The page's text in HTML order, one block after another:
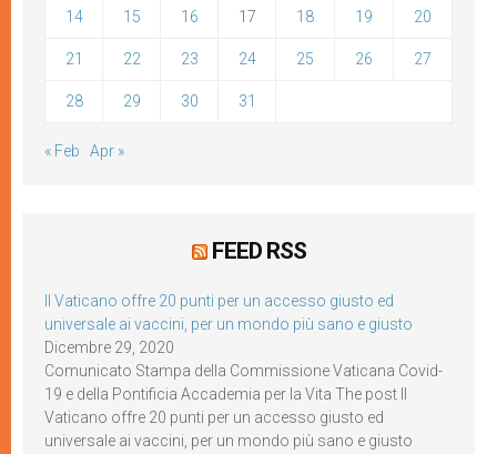
14 15 16 17 18 19 20
21 22 23 24 25 26 27
28 29 30 31
« Feb Apr »
FEED RSS
Il Vaticano offre 20 punti per un accesso giusto ed
universale ai vaccini, per un mondo più sano e giusto
Dicembre 29, 2020
Comunicato Stampa della Commissione Vaticana Covid-
19 e della Pontificia Accademia per la Vita The post Il
Vaticano offre 20 punti per un accesso giusto ed
universale ai vaccini, per un mondo più sano e giusto